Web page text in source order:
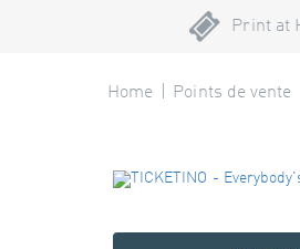
Print at
Home Points de vente